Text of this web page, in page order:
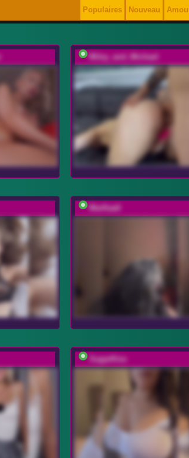
Populaires Nouveau
Miley_and_Michael
MarKaa0
SugarKiss